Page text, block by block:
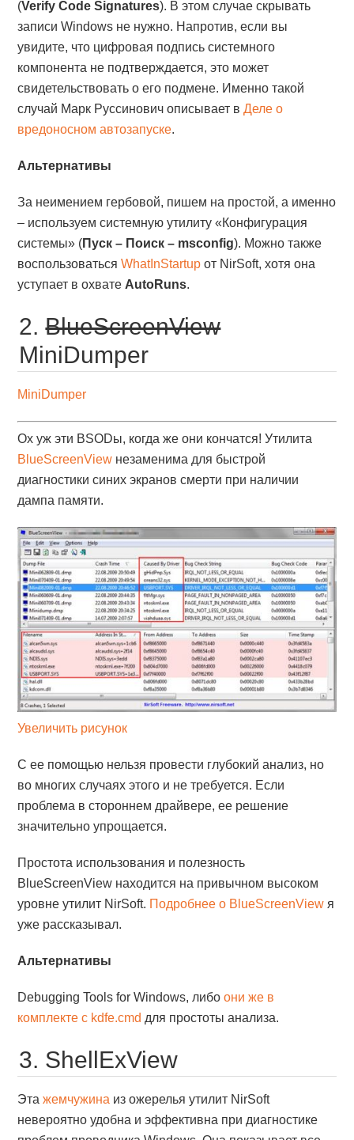
(Verify Code Signatures). В этом случае скрывать
записи Windows не нужно. Напротив, если вы
увидите, что цифровая подпись системного
компонента не подтверждается, это может
свидетельствовать о его подмене. Именно такой
случай Марк Руссинович описывает вДеле о
вредоносном автозапуске.
Альтернативы
За неимением гербовой, пишем на простой, а именно
– используем системную утилиту «Конфигурация
системы» (Пуск – Поиск – msconfig). Можно также
воспользоватьсяWhatInStartup от NirSoft, хотя она
уступает в охвате AutoRuns.
2.BlueScreenView
MiniDumper
MiniDumper
Ох уж эти BSODы, когда же они кончатся! Утилита
BlueScreenView незаменима для быстрой
диагностики синих экранов смерти при наличии
дампа памяти.
Увеличить рисунок
С ее помощью нельзя провести глубокий анализ, но
во многих случаях этого и не требуется. Если
проблема в стороннем драйвере, ее решение
значительно упрощается.
Простота использования и полезность
BlueScreenView находится на привычном высоком
уровне утилит NirSoft. Подробнее о BlueScreenView я
уже рассказывал.
Альтернативы
Debugging Tools for Windows, либоони же в
комплекте с kdfe.cmd для простоты анализа.
3. ShellExView
Этажемчужина из ожерелья утилит NirSoft
невероятно удобна и эффективна при диагностике